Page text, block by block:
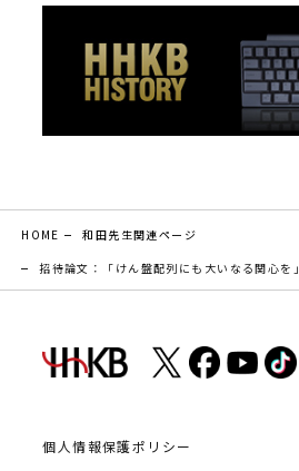
HOME
和田先生関連ページ
招待論文：「けん盤配列にも大いなる関心を」
個人情報保護ポリシー